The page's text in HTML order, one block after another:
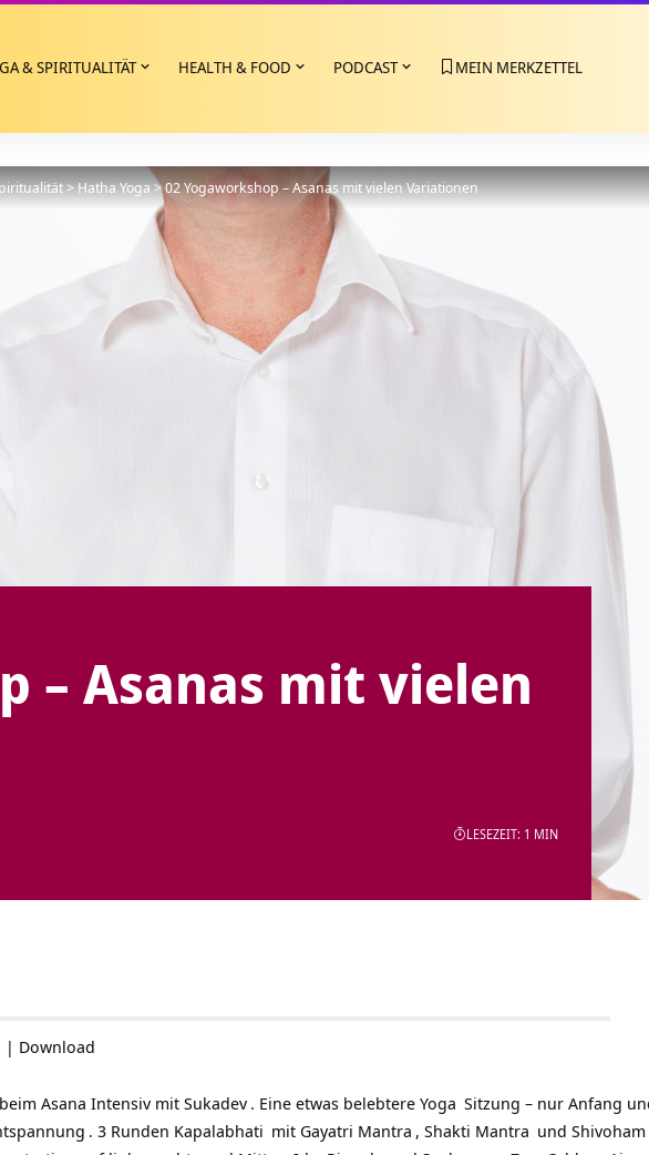
& SPIRITUALITÄT HEALTH & FOOD PODCAST MEIN MERKZETTEL
>Hatha Yoga>02 Yogaworkshop – Asanas mit vielen Variationen
– Asanas mit vielen
LESEZEIT: 1 MIN
| Download
Asana Intensiv mitSukadev . Eine etwas belebtere Yoga Sitzung – nur Anfang
. 3 Runden Kapalabhati mit Gayatri Mantra , Shakti Mantra und Shivoham